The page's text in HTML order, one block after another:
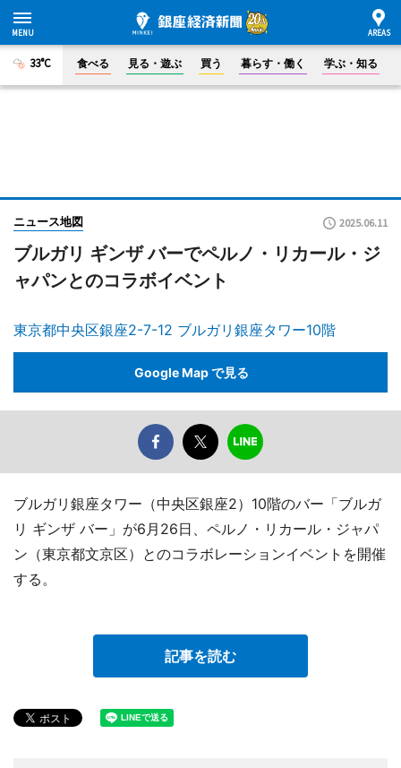
33°C 食べる 見る・遊ぶ 買う 暮らす・働く 学ぶ・知る
ニュース地図 2025.06.11
ブルガリ ギンザ バーでペルノ・リカール・ジ
ャパンとのコラボイベント
東京都中央区銀座2-7-12 ブルガリ銀座タワー10階
Google Map で見る
ブルガリ銀座タワー（中央区銀座2）10階のバー「ブルガ
リ ギンザ バー」が6月26日、ペルノ・リカール・ジャパ
ン（東京都文京区）とのコラボレーションイベントを開催
する。
記事を読む